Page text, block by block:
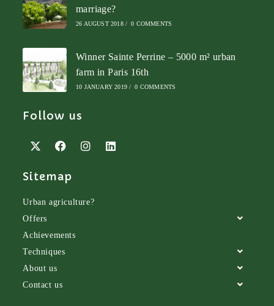
marriage?
26 AUGUST 2018 / 0 COMMENTS
Winner Sainte Perrine – 5000 m² urban
farm in Paris 16th
10 JANUARY 2019 / 0 COMMENTS
Follow us
Sitemap
Urban agriculture?
Offers
Achievements
Techniques
About us
Contact us